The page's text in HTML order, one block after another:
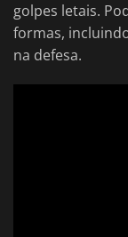
golpes letais.
formas,
na defesa.